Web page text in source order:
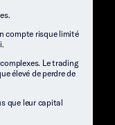
compte risque limité
Le trading
élevé de perdre de
que leur capital